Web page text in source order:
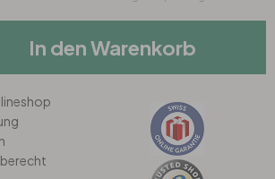
In den Warenkorb